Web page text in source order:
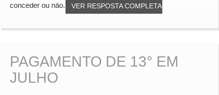
VER RESPOSTA COMPLETA
conceder ou não.
PAGAMENTO DE 13° EM
JULHO